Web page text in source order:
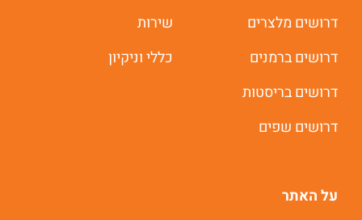
דרושים מלצרים
דרושים ברמנים
דרושים בריסטות
דרושים שפים
שירות
כללי וניקיון
על האתר